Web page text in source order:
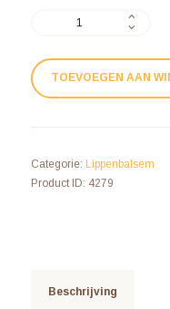
TOEVOEGEN AAN
Categorie: Lippenbalsem
Product ID: 4279
Beschrijving